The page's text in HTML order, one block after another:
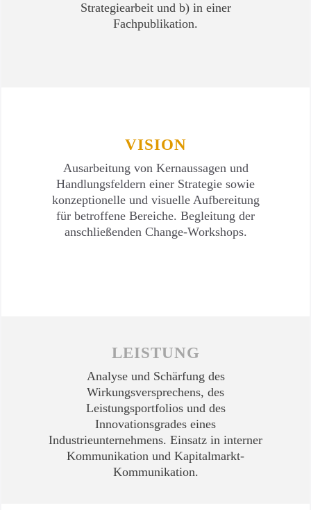
Strategiearbeit und b) in einer
Fachpublikation.
VISION
Ausarbeitung von Kernaussagen und
Handlungsfeldern einer Strategie sowie
konzeptionelle und visuelle Aufbereitung
für betroffene Bereiche. Begleitung der
anschließenden Change-Workshops.
LEISTUNG
Analyse und Schärfung des
Wirkungsversprechens, des
Leistungsportfolios und des
Innovationsgrades eines
Industrieunternehmens. Einsatz in interner
Kommunikation und Kapitalmarkt-
Kommunikation.